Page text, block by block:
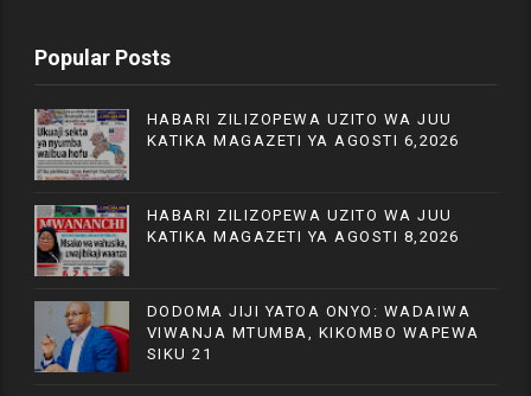
Popular Posts
HABARI ZILIZOPEWA UZITO WA JUU
KATIKA MAGAZETI YA AGOSTI 6,2026
HABARI ZILIZOPEWA UZITO WA JUU
KATIKA MAGAZETI YA AGOSTI 8,2026
DODOMA JIJI YATOA ONYO: WADAIWA
VIWANJA MTUMBA, KIKOMBO WAPEWA
SIKU 21